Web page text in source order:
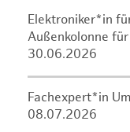
Elektroniker*in
Außenkolonne
30.06.2026
Fachexpert*in
08.07.2026